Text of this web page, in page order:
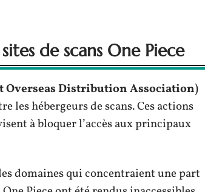
de scans One Piece
Overseas Distribution Association)
hébergeurs de scans. Ces actions
à bloquer l’accès aux principaux
domaines qui concentraient une part